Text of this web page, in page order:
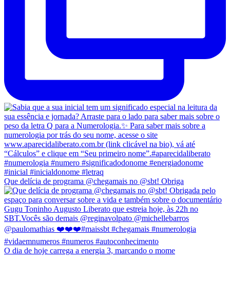
Que delícia de programa @chegamais no @sbt! Obriga
O dia de hoje carrega a energia 3, marcando o mome